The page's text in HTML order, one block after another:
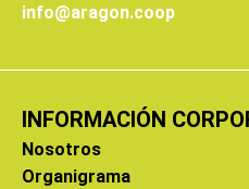
info@aragon.coop
INFORMACIÓN
Nosotros
Organigrama